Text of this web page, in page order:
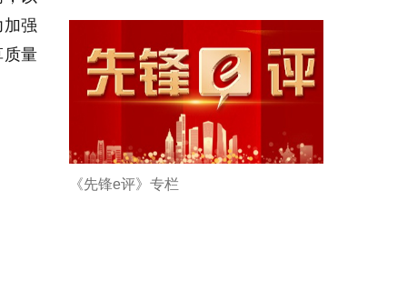
加强
质量
《先锋e评》专栏